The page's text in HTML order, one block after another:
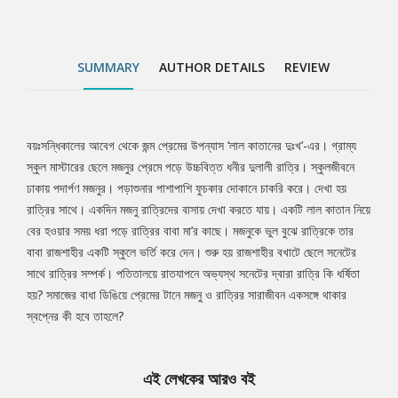
SUMMARY AUTHOR DETAILS REVIEW
Tab
Article
বয়ঃসন্ধিকালের আবেগ থেকে জন্ম প্রেমের উপন্যাস ‘লাল কাতানের দুঃখ’-এর। গ্রাম্য
স্কুল মাস্টারের ছেলে মজনুর প্রেমে পড়ে উচ্চবিত্ত ধনীর দুলালী রাত্রি। স্কুলজীবনে
ঢাকায় পদার্পণ মজনুর। পড়াশুনার পাশাপাশি ফুচকার দোকানে চাকরি করে। দেখা হয়
রাত্রির সাথে। একদিন মজনু রাত্রিদের বাসায় দেখা করতে যায়। একটি লাল কাতান নিয়ে
বের হওয়ার সময় ধরা পড়ে রাত্রির বাবা মা’র কাছে। মজনুকে ভুল বুঝে রাত্রিকে তার
বাবা রাজশাহীর একটি স্কুলে ভর্তি করে দেন। শুরু হয় রাজশাহীর বখাটে ছেলে সনেটের
সাথে রাত্রির সম্পর্ক। পতিতালয়ে রাতযাপনে অভ্যস্থ সনেটের দ্বারা রাত্রি কি ধর্ষিতা
হয়? সমাজের বাধা ডিঙিয়ে প্রেমের টানে মজনু ও রাত্রির সারাজীবন একসঙ্গে থাকার
স্বপ্নের কী হবে তাহলে?
এই লেখকের আরও বই